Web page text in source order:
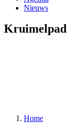
Nieuws
Kruimelpad
Home